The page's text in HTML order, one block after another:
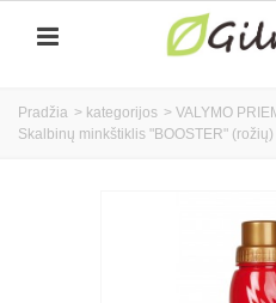
Pradžia > kategorijos > VALYMO
Skalbinų minkštiklis "BOOSTER" (rožių)